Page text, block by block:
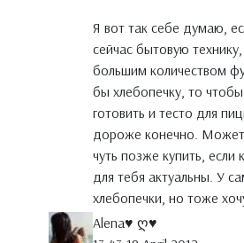
Я вот так себе думаю,
сейчас бытовую
большим количеством
бы хлебопечку, то
готовить и тесто для
дороже конечно.
чуть позже купить, если
для тебя актуальны. У
хлебопечки, но тоже
Аlena♥ ღ♥